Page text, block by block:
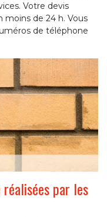
Votre devis
moins de 24 h. Vous
de téléphone
par les